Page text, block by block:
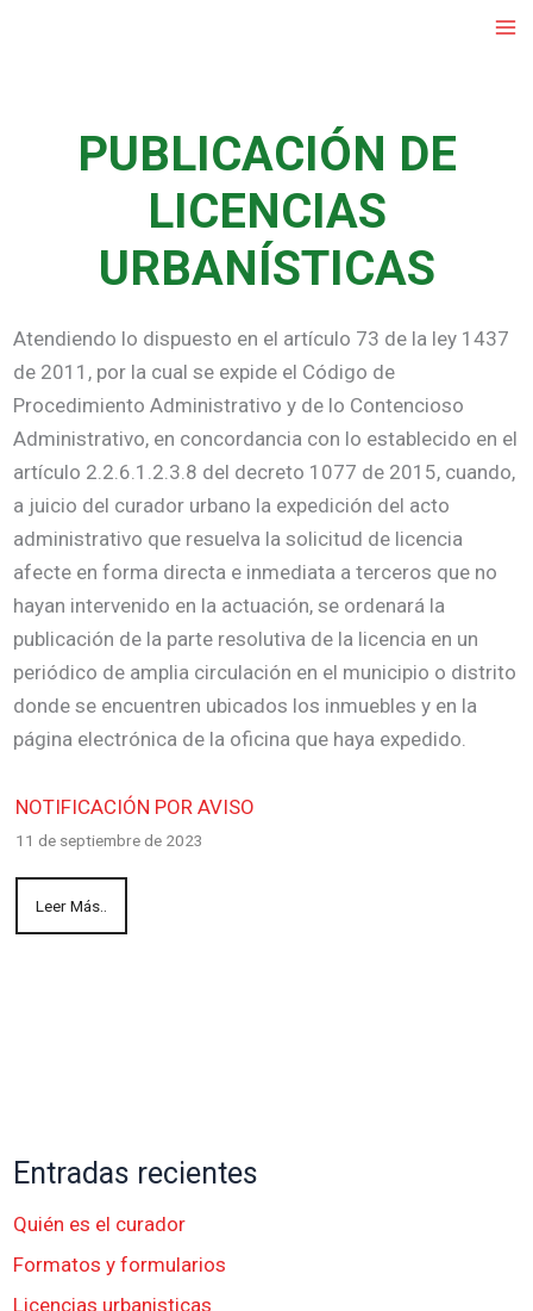
PUBLICACIÓN DE
LICENCIAS
URBANÍSTICAS
Atendiendo lo dispuesto en el artículo 73 de la ley 1437
de 2011, por la cual se expide el Código de
Procedimiento Administrativo y de lo Contencioso
Administrativo, en concordancia con lo establecido en el
artículo 2.2.6.1.2.3.8 del decreto 1077 de 2015, cuando,
a juicio del curador urbano la expedición del acto
administrativo que resuelva la solicitud de licencia
afecte en forma directa e inmediata a terceros que no
hayan intervenido en la actuación, se ordenará la
publicación de la parte resolutiva de la licencia en un
periódico de amplia circulación en el municipio o distrito
donde se encuentren ubicados los inmuebles y en la
página electrónica de la oficina que haya expedido.
NOTIFICACIÓN POR AVISO
11 de septiembre de 2023
Leer Más..
Entradas recientes
Quién es el curador
Formatos y formularios
Licencias urbanisticas